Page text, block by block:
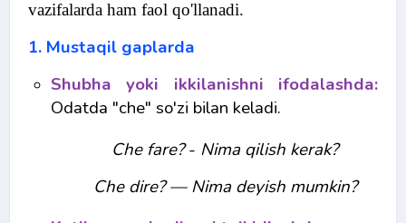
vazifalarda ham faol qo'llanadi.
1. Mustaqil gaplarda
Shubha yoki ikkilanishni ifodalashda:
Odatda "che" so'zi bilan keladi.
Che fare?- Nima qilish kerak?
Che dire? —Nima deyish mumkin?